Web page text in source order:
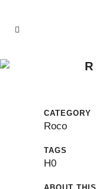
CATEGORY
Roco
TAGS
H0